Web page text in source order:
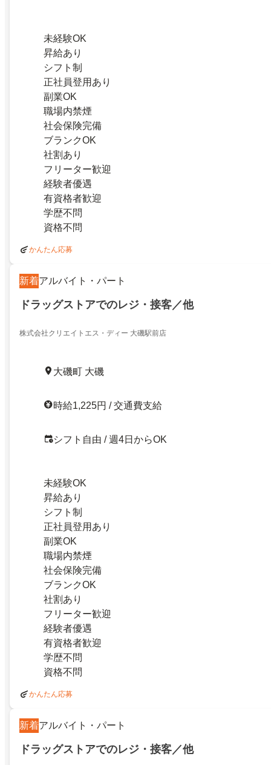
未経験OK
昇給あり
シフト制
正社員登用あり
副業OK
職場内禁煙
社会保険完備
ブランクOK
社割あり
フリーター歓迎
経験者優遇
有資格者歓迎
学歴不問
資格不問
かんたん応募
新着アルバイト・パート
ドラッグストアでのレジ・接客／他
株式会社クリエイトエス・ディー 大磯駅前店
大磯町 大磯
時給1,225円 / 交通費支給
シフト自由 / 週4日からOK
未経験OK
昇給あり
シフト制
正社員登用あり
副業OK
職場内禁煙
社会保険完備
ブランクOK
社割あり
フリーター歓迎
経験者優遇
有資格者歓迎
学歴不問
資格不問
かんたん応募
新着アルバイト・パート
ドラッグストアでのレジ・接客／他